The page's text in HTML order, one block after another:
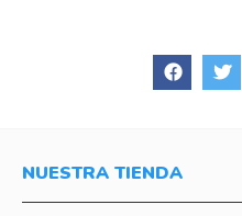
NUESTRA TIENDA